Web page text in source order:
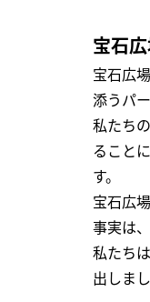
宝石
宝石広
添うパ
私たち
ること
す。
宝石広
事実は
私たち
出しま